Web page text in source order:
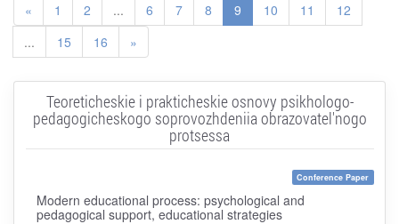
« 1 2 ... 6 7 8 9 10 11
12
...
15 16 »
Teoreticheskie i prakticheskie osnovy psikhologo-
pedagogicheskogo soprovozhdeniia obrazovatel'nogo
protsessa
Conference Paper
Modern educational process: psychological and
pedagogical support, educational strategies